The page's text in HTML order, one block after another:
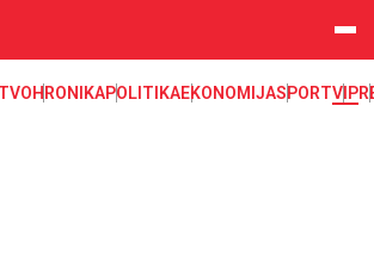
HRONIKAPOLITIKAEKONOMIJASPORTVIP